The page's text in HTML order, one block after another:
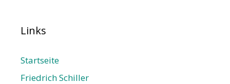
Links
Startseite
Friedrich Schiller